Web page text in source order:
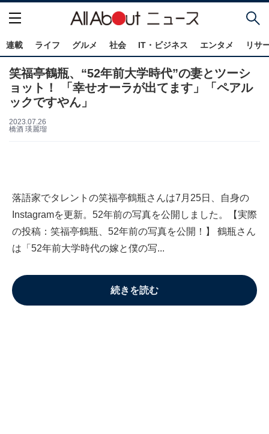
連載 ライフ グルメ 社会 IT・ビジネス エンタメ リサ
笑福亭鶴瓶、“52年前大学時代”の妻とツーシ
ョット！ 「幸せオーラが出てます」「ペアル
ックですやん」
2023.07.26
橋酒 瑛麗瑠
落語家でタレントの笑福亭鶴瓶さんは7月25日、自身の
Instagramを更新。52年前の写真を公開しました。【実際
の投稿：笑福亭鶴瓶、52年前の写真を公開！】 鶴瓶さん
は「52年前大学時代の嫁と僕の写...
続きを読む